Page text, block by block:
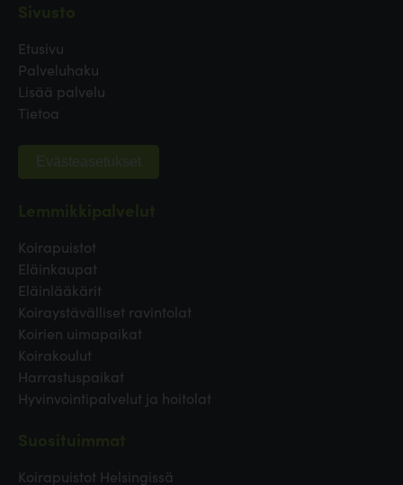
Etusivu
Palveluhaku
Lisää palvelu
Tietoa
Evästeasetukset
Koirapuistot
Eläinkaupat
Eläinlääkärit
Koiraystävälliset ravintolat
Koirien uimapaikat
Koirakoulut
Harrastuspaikat
Hyvinvointipalvelut ja hoitolat
Koirapuistot Helsingissä